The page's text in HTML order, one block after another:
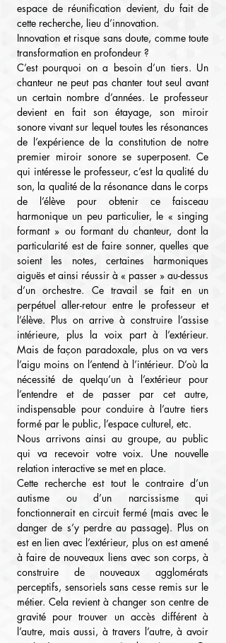
espace de réunification devient, du fait de
cette recherche, lieu d’innovation.
Innovation et risque sans doute, comme toute
transformation en profondeur ?
C’est pourquoi on a besoin d’un tiers. Un
chanteur ne peut pas chanter tout seul avant
un certain nombre d’années. Le professeur
devient en fait son étayage, son miroir
sonore vivant sur lequel toutes les résonances
de l’expérience de la constitution de notre
premier miroir sonore se superposent. Ce
qui intéresse le professeur, c’est la qualité du
son, la qualité de la résonance dans le corps
de l’élève pour obtenir ce faisceau
harmonique un peu particulier, le « singing
formant » ou formant du chanteur, dont la
particularité est de faire sonner, quelles que
soient les notes, certaines harmoniques
aiguës et ainsi réussir à « passer » au-dessus
d’un orchestre. Ce travail se fait en un
perpétuel aller-retour entre le professeur et
l’élève. Plus on arrive à construire l’assise
intérieure, plus la voix part à l’extérieur.
Mais de façon paradoxale, plus on va vers
l’aigu moins on l’entend à l’intérieur. D’où la
nécessité de quelqu’un à l’extérieur pour
l’entendre et de passer par cet autre,
indispensable pour conduire à l’autre tiers
formé par le public, l’espace culturel, etc.
Nous arrivons ainsi au groupe, au public
qui va recevoir votre voix. Une nouvelle
relation interactive se met en place.
Cette recherche est tout le contraire d’un
autisme ou d’un narcissisme qui
fonctionnerait en circuit fermé (mais avec le
danger de s’y perdre au passage). Plus on
est en lien avec l’extérieur, plus on est amené
à faire de nouveaux liens avec son corps, à
construire de nouveaux agglomérats
perceptifs, sensoriels sans cesse remis sur le
métier. Cela revient à changer son centre de
gravité pour trouver un accès différent à
l’autre, mais aussi, à travers l’autre, à avoir